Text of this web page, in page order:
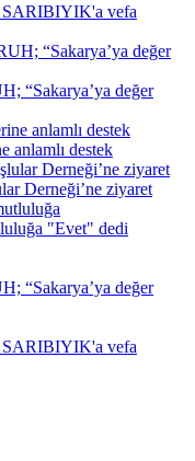
vefa
“Sakarya’ya değer
anlamlı destek
Derneği’ne ziyaret
"Evet" dedi
“Sakarya’ya değer
vefa